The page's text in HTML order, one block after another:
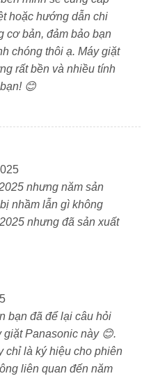
vận hành giống
nhỏ, tạo dòng khí nóng
sợi vải
cho quần áo
tiết kiệm thời gian và
chức năng
bỏ cặn bẩn, chống rêu
hoặc hướng dẫn chi
cơ bản, đảm bảo bạn
chóng thôi ạ. Máy giặt
rất bền và nhiều tính
😊
nhưng năm sản
nhầm lẫn gì không
nhưng đã sản xuất
bạn đã để lại câu hỏi
giặt Panasonic này 😊.
chỉ là ký hiệu cho phiên
liên quan đến năm